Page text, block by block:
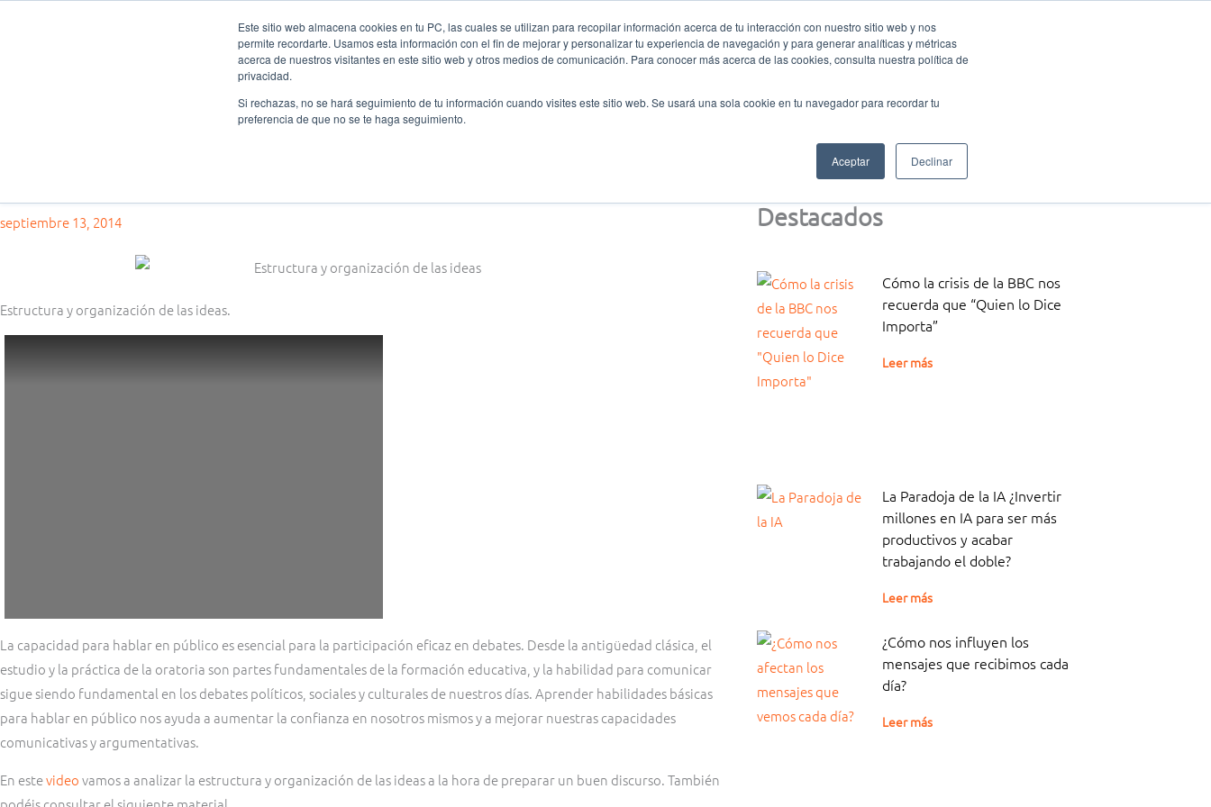
Este sitio web almacena cookies en tu PC, las cuales se utilizan para recopilar información acerca de tu interacción con nuestro sitio web y nos
permite recordarte. Usamos esta información con el fin de mejorar y personalizar tu experiencia de navegación y para generar analíticas y métricas
acerca de nuestros visitantes en este sitio web y otros medios de comunicación. Para conocer más acerca de las cookies, consulta nuestra política de
privacidad.
Si rechazas, no se hará seguimiento de tu información cuando visites este sitio web. Se usará una sola cookie en tu navegador para recordar tu
preferencia de que no se te haga seguimiento.
Aceptar Declinar
Fundación Actívate Quiénes somos Ligas y Torneos Formación Oratoria Eventos Activa-t Blog
septiembre 13, 2014
Estructura y organización de las ideas.
La capacidad para hablar en público es esencial para la participación eficaz en debates. Desde la antigüedad clásica, el
estudio y la práctica de la oratoria son partes fundamentales de la formación educativa, y la habilidad para comunicar
sigue siendo fundamental en los debates políticos, sociales y culturales de nuestros días. Aprender habilidades básicas
para hablar en público nos ayuda a aumentar la confianza en nosotros mismos y a mejorar nuestras capacidades
comunicativas y argumentativas.
En estevideovamos a analizar la estructura y organización de las ideas a la hora de preparar un buen discurso. También
Destacados
Cómo la crisis de la BBC nos
recuerda que “Quien lo Dice
Importa”
Leer más
La Paradoja de la IA ¿Invertir
millones en IA para ser más
productivos y acabar
trabajando el doble?
Leer más
¿Cómo nos influyen los
mensajes que recibimos cada
día?
Leer más